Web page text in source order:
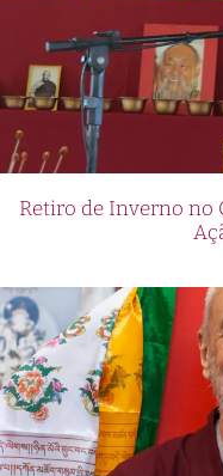
Retiro de Inverno no